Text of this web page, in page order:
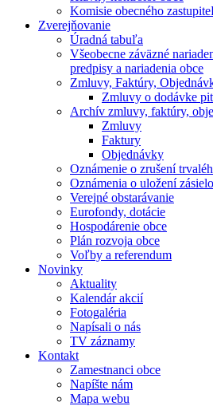
Komisie obecného
Zverejňovanie
Úradná tabuľa
Všeobecne záväzné
predpisy a nariadenia obce
Zmluvy, Faktúry,
Zmluvy o dodávke
Archív zmluvy, faktúry,
Zmluvy
Faktury
Objednávky
Oznámenie o zrušení
Oznámenia o uložení
Verejné obstarávanie
Eurofondy, dotácie
Hospodárenie obce
Plán rozvoja obce
Voľby a referendum
Novinky
Aktuality
Kalendár akcií
Fotogaléria
Napísali o nás
TV záznamy
Kontakt
Zamestnanci obce
Napíšte nám
Mapa webu